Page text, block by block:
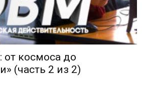
от космоса до
(часть 2 из 2)